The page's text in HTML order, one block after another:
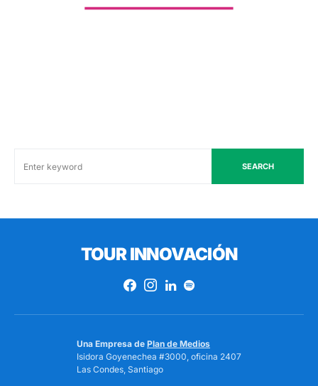
SEARCH
TOUR INNOVACIÓN
Una Empresa de Plan de Medios
Isidora Goyenechea #3000, oficina 2407
Las Condes, Santiago